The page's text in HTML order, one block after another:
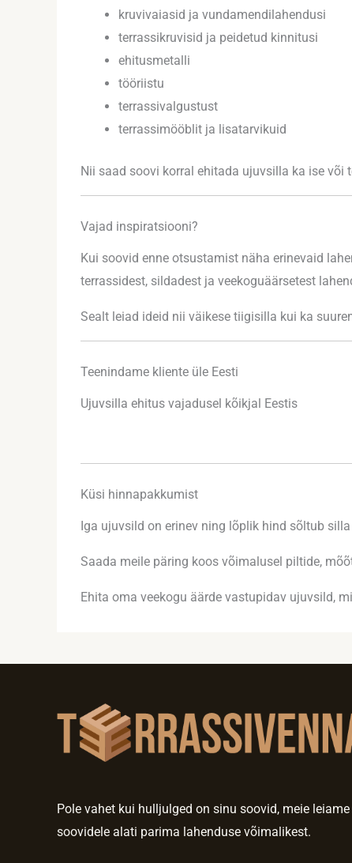
kruvivaiasid ja vundamendilahendusi
terrassikruvisid ja peidetud kinnitusi
ehitusmetalli
tööriistu
terrassivalgustust
terrassimööblit ja lisatarvikuid
Nii saad soovi korral ehitada ujuvsilla ka ise või
Vajad inspiratsiooni?
Kui soovid enne otsustamist näha erinevaid
terrassidest, sildadest ja veekoguäärsetest
Sealt leiad ideid nii väikese tiigisilla kui ka
Teenindame kliente üle Eesti
Ujuvsilla ehitus vajadusel kõikjal Eestis
Küsi hinnapakkumist
Iga ujuvsild on erinev ning lõplik hind sõltub
Saada meile päring koos võimalusel piltide,
Ehita oma veekogu äärde vastupidav ujuvsild,
Pole vahet kui hulljulged on sinu soovid, meie
soovidele alati parima lahenduse võimalikest.